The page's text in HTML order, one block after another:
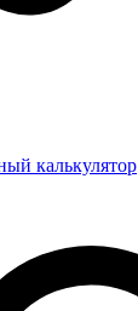
калькулятор